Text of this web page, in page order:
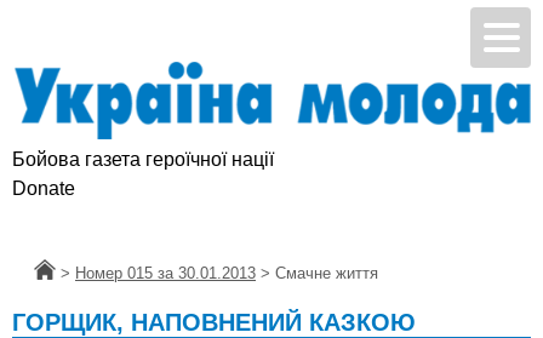
Бойова газета героїчної нації
Donate
Головна
> Номер 015 за 30.01.2013 > Смачне життя
ГОРЩИК, НАПОВНЕНИЙ КАЗКОЮ